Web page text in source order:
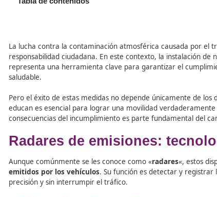
Tabla de contenidos
La lucha contra la contaminación atmosférica
responsabilidad ciudadana. En este contexto, la
representa una herramienta clave para garantizar
saludable.